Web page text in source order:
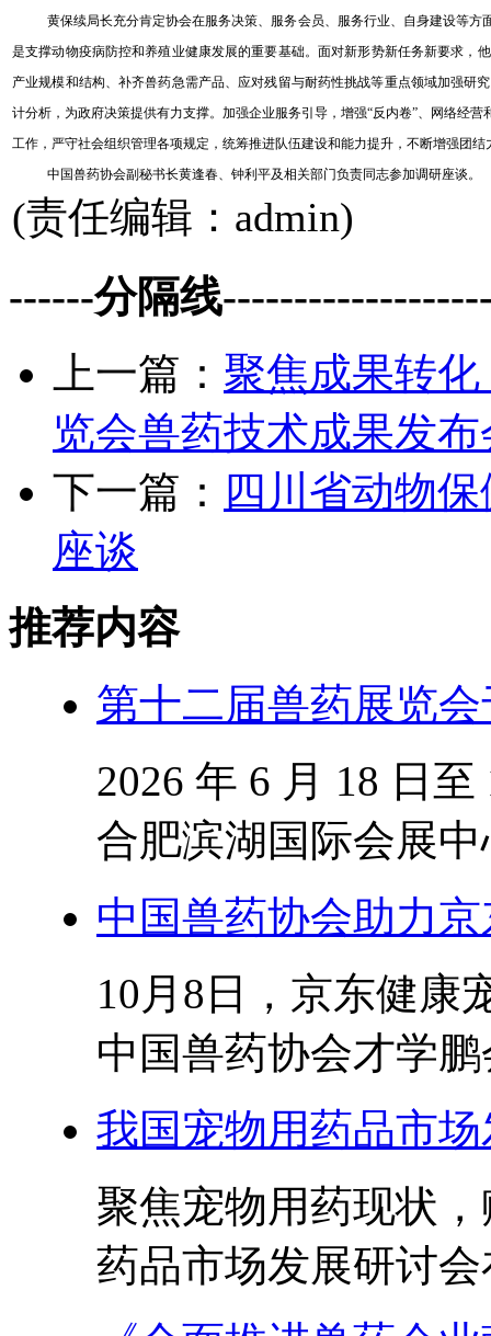
黄保续局长充分肯定协会在服务决策、 服务会员、服务行业、自身建设等方
是支撑动物疫病防控和养殖业健康发展的重要基础。面对新形势新任务新要求 ， 他
产业规模和结构、补齐兽药急需产品、应对残留与耐药性挑战等重点领域加强研究
计分析，为政府决策提供有力支撑。 加强企业服务引导，增强“反内卷”、网络经
工作 ， 严守社会组织管理各项规定 ， 统筹推进队伍建设和能力提升，不断增强团
中国兽药协会副秘书长黄逢春、钟利平及相关部门负责同志参加调研座谈。
(责任编辑：admin)
------分隔线
上一篇： 聚焦成果转
览会兽药技术成果发
下一篇： 四川省动物
座谈
推荐内容
第十二届兽药展览
2026 年 6 月 18 日
合肥滨湖国际会展
中国兽药协会助力
10月8日，京东健康
中国兽药协会才学
我国宠物用药品市
聚焦宠物用药现状
药品市场发展研讨